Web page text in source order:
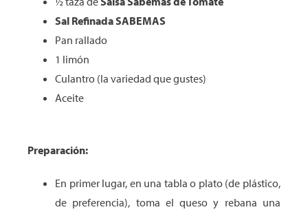
Sal Refinada SABEMAS
Pan rallado
1 limón
Culantro (la variedad que gustes)
Aceite
Preparación:
En primer lugar, en una tabla o plato (de plástico,
de preferencia), toma el queso y rebana una